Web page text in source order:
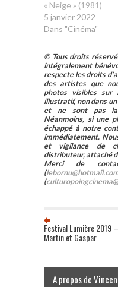
« Neige » (1981)
5 janvier 2022
Dans "Cinéma"
© Tous droits
intégralement
respecte les droits
des artistes que
photos visibles
illustratif, non dans
et ne sont pas la
Néanmoins, si une
échappé à notre
immédiatement.
et vigilance de
distributeur, attaché
Merci de
(
(
Festival Lumière 2019
Martin et Gaspar
A propos de